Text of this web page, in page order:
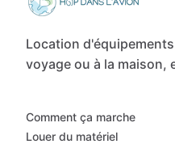
Location
voyage ou à la maison,
Comment ça marche
Louer du matériel